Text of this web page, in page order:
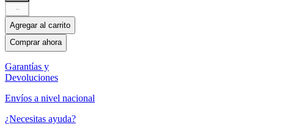
－
Agregar al carrito
Comprar ahora
Garantías y
Devoluciones
Envíos a nivel nacional
¿Necesitas ayuda?